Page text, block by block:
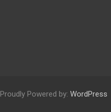
Proudly Powered by: WordPress